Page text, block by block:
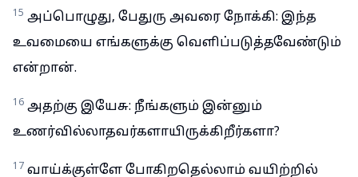
15 அப்பொழுது, பேதுரு அவரை நோக்கி: இந்த
உவமையை எங்களுக்கு வெளிப்படுத்தவேண்டும்
என்றான்.
16 அதற்கு இயேசு: நீங்களும் இன்னும்
உணர்வில்லாதவர்களாயிருக்கிறீர்களா?
17 வாய்க்குள்ளே போகிறதெல்லாம் வயிற்றில்